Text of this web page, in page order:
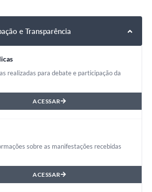
e Transparência
realizadas para debate e participação da
ACESSAR
sobre as manifestações recebidas
ACESSAR